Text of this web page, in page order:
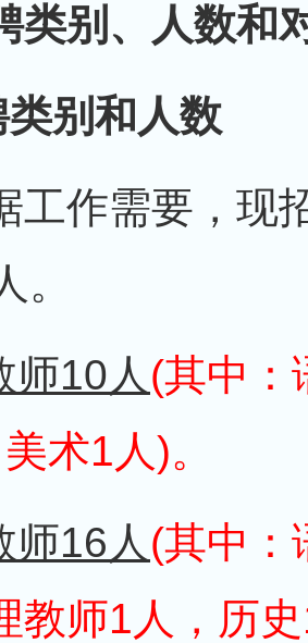
类别、人数和
别和人数
工作需要，现
。
师10人 (其中：
术1人)。
师16人 (其中：
教师1人，历